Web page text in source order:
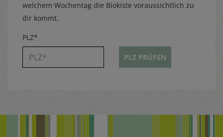
welchem Wochentag die Biokiste voraussichtlich zu
dir kommt.
PLZ*
PLZ PRÜFEN